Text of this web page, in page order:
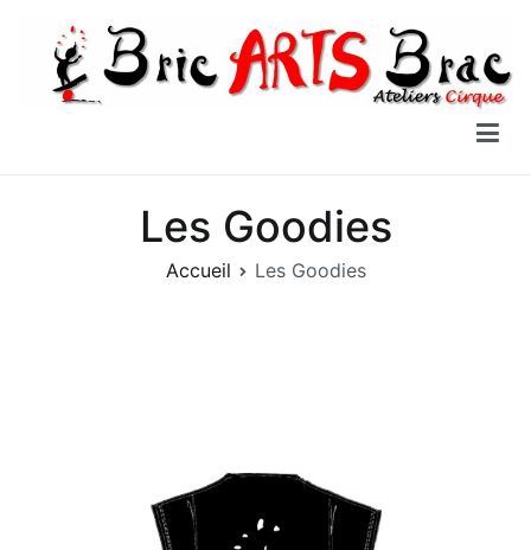
contenu
Les Goodies
Accueil Les Goodies